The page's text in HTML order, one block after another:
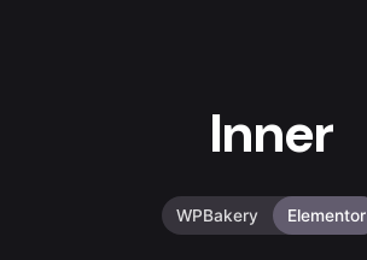
Inner
WPBakery Elementor